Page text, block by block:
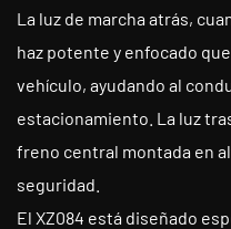
La luz de marcha atrás,
haz potente y enfocado
vehículo, ayudando al
estacionamiento. La luz
freno central montada en
seguridad.
El XZ084 está diseñado